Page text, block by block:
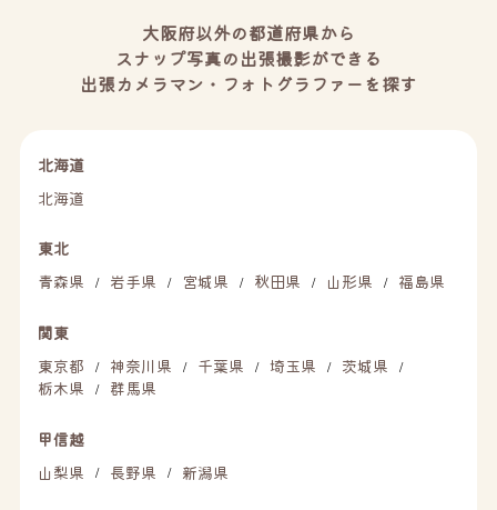
大阪府以外の都道府県から
スナップ写真の出張撮影ができる
出張カメラマン・フォトグラファーを探す
北海道
北海道
東北
青森県
/ 岩手県 / 宮城県 / 秋田県 / 山形県 / 福島県
関東
東京都
/ 神奈川県 / 千葉県 / 埼玉県 / 茨城県 /
栃木県 / 群馬県
甲信越
山梨県
/ 長野県 / 新潟県